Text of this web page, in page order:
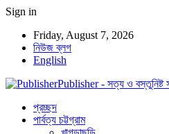
Sign in
Friday, August 7, 2026
নিউজ ব্লগ
English
Publisher - সত্য ও বস্তুনিষ্ট
প্রচ্ছদ
পার্বত্য চট্টগ্রাম